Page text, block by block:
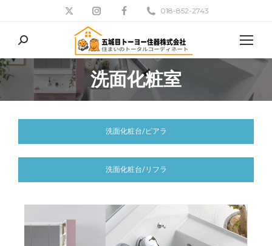
018-852-2743
検
索:
洗面化粧室
現在地:
洗面化粧台/ピアラ
洗面化粧台/リフラ